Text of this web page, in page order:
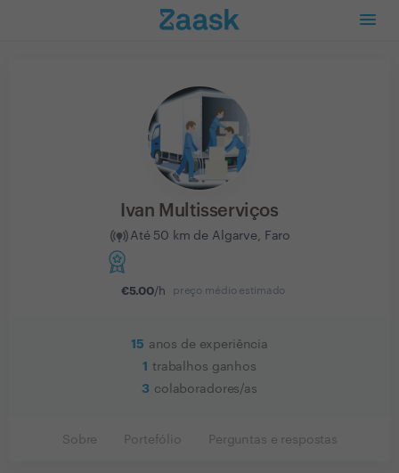
Ivan Multisserviços
Até 50 km de Algarve, Faro
€5.00/h preço médio estimado
15 anos de experiência
1 trabalhos ganhos
3 colaboradores/as
Sobre Portefólio Perguntas e respostas